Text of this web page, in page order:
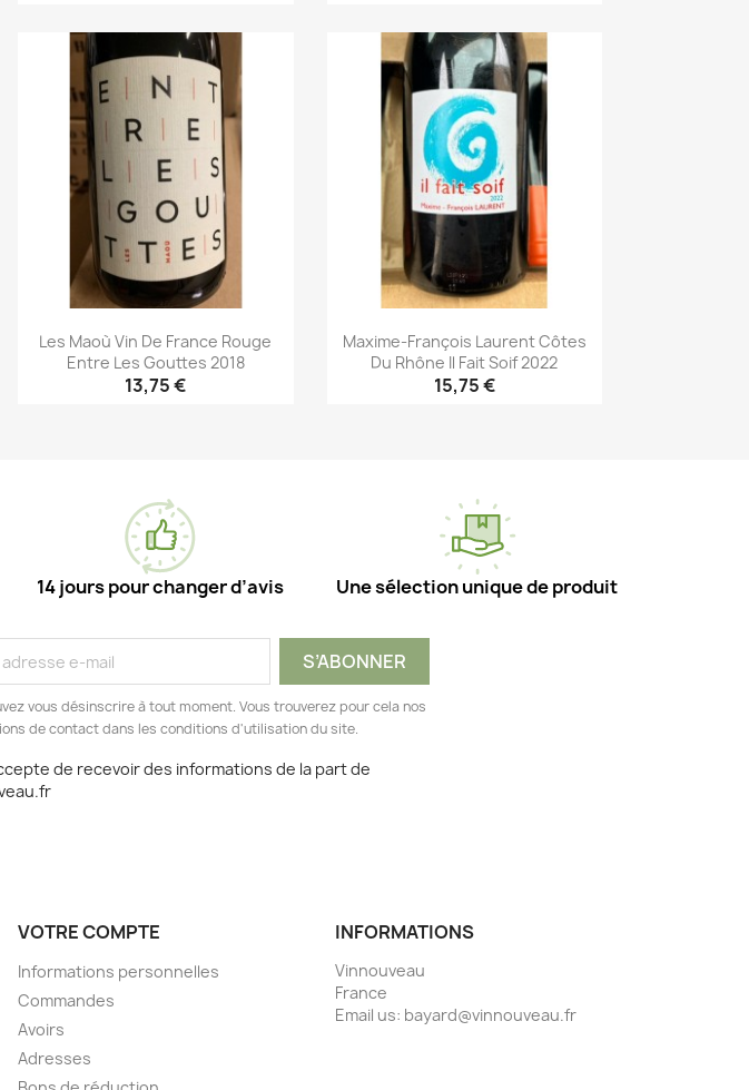
Aperçu rapide Aperçu rapide
Les Maoù Vin De France Rouge
Entre Les Gouttes 2018
13,75 €
Maxime-François Laurent Côtes
Du Rhône Il Fait Soif 2022
15,75 €
14 jours pour changer d’avis Une sélection unique de produit
vous désinscrire à tout moment. Vous trouverez pour cela nos
de contact dans les conditions d'utilisation du site.
de recevoir des informations de la part de
VOTRE COMPTE
Informations personnelles
Commandes
Avoirs
Adresses
INFORMATIONS
Vinnouveau
France
Email us: bayard@vinnouveau.fr